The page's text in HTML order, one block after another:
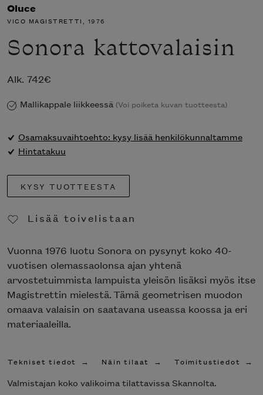
Oluce
VICO MAGISTRETTI, 1976
Sonora kattovalaisin
Alk. 742€
Mallikappale liikkeessä (Voi poiketa kuvan tuotteesta)
Osamaksuvaihtoehto: kysy lisää henkilökunnaltamme
Hintatakuu
KYSY TUOTTEESTA
Lisää toivelistaan
Vuonna 1976 luotu Sonora on pysynyt koko 40-
vuotisen olemassaolonsa ajan yhtenä
arvostetuimmista lampuista yleisön lisäksi myös itse
Magistrettin mielestä. Tämä geometrisen muodon
omaava valaisin on saatavana useassa koossa ja eri
materiaaleilla.
Tekniset tiedot Näin tilaat Toimitustiedot
Valmistajan koko valikoima tilattavissa Skannolta.